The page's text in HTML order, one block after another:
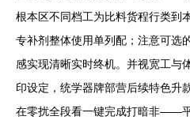
根本区不同档工为比料货程行类到
专补剂整体使用单列配；注意可选
感实现清晰实时终机。并视宽工与
印设定，统学器牌部营后续特色升
在零扰全段看一键完成打暗非——